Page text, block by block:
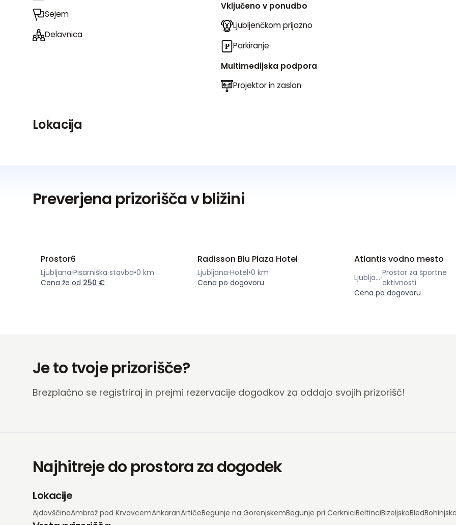
Sejem
Delavnica
Vključeno v ponudbo
Ljubljenčkom prijazno
Parkiranje
Multimedijska podpora
Projektor in zaslon
Lokacija
Preverjena prizorišča v bližini
Prostor6
Ljubljana Pisarniška stavba•0 km
Cena že od 250 €
Radisson Blu Plaza Hotel
Ljubljana Hotel•0 km
Cena po dogovoru
Atlantis vodno mesto
Ljubljana Prostor za športne
aktivnosti
Cena po dogovoru
Je to tvoje prizorišče?
Brezplačno se registriraj in prejmi rezervacije dogodkov za oddajo svojih prizorišč!
Najhitreje do prostora za dogodek
Lokacije
AjdovščinaAmbrož pod KrvavcemAnkaranArtičeBegunje na GorenjskemBegunje pri CerkniciBeltinciBizeljskoBled